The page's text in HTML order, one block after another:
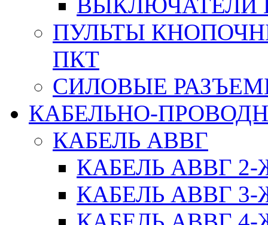
ПУЛЬТЫ
ПКТ
СИЛОВЫЕ
КАБЕЛЬНО-
КАБЕЛЬ АВВГ
КАБЕЛЬ АВВГ
КАБЕЛЬ АВВГ